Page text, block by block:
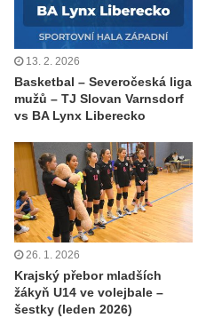
13. 2. 2026
Basketbal – Severočeská liga
mužů – TJ Slovan Varnsdorf
vs BA Lynx Liberecko
26. 1. 2026
Krajský přebor mladších
žákyň U14 ve volejbale –
šestky (leden 2026)